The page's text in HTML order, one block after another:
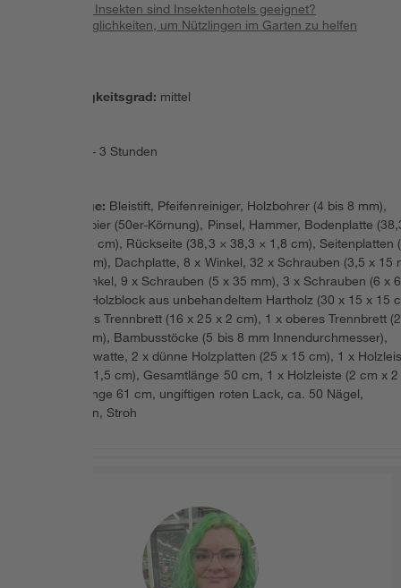
Für welche Insekten sind Insektenhotels geeignet?
Weitere Möglichkeiten, um Nützlingen im Garten zu helfen
Schwierigkeitsgrad: mittel
2 – 3 Stunden
Werkzeuge: Bleistift, Pfeifenreiniger, Holzbohrer (4 bis 8 mm),
Schleifpapier (50er-Körnung), Pinsel, Hammer, Bodenplatte
38,3 × 1,8 cm), Rückseite (38,3 × 38,3 × 1,8 cm), Seitenplatten
30 x 2,8 cm), Dachplatte, 8 x Winkel, 32 x Schrauben (3,5 x 15
für die Winkel, 9 x Schrauben (5 x 35 mm), 3 x Schrauben (6 x
mm), 1 x Holzblock aus unbehandeltem Hartholz (30 x 15 x 15
1 x unteres Trennbrett (16 x 25 x 2 cm), 1 x oberes Trennbrett
x 26 x 2 cm), Bambusstöcke (5 bis 8 mm Innendurchmesser),
Baumwollwatte, 2 x dünne Holzplatten (25 x 15 cm), 1 x
(1,5 cm x 1,5 cm), Gesamtlänge 50 cm, 1 x Holzleiste (2 cm x
Gesamtlänge 61 cm, ungiftigen roten Lack, ca. 50 Nägel,
Schrauben, Stroh